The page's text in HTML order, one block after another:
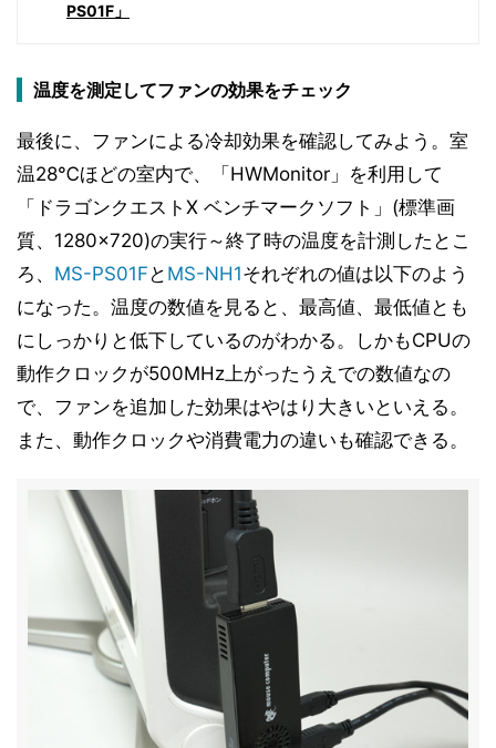
PS01F」
温度を測定してファンの効果をチェック
最後に、ファンによる冷却効果を確認してみよう。室
温28℃ほどの室内で、「HWMonitor」を利用して
「ドラゴンクエストX ベンチマークソフト」(標準画
質、1280×720)の実行～終了時の温度を計測したとこ
ろ、 MS-PS01F と MS-NH1それぞれの値は以下のよう
になった。温度の数値を見ると、最高値、最低値とも
にしっかりと低下しているのがわかる。しかもCPUの
動作クロックが500MHz上がったうえでの数値なの
で、ファンを追加した効果はやはり大きいといえる。
また、動作クロックや消費電力の違いも確認できる。